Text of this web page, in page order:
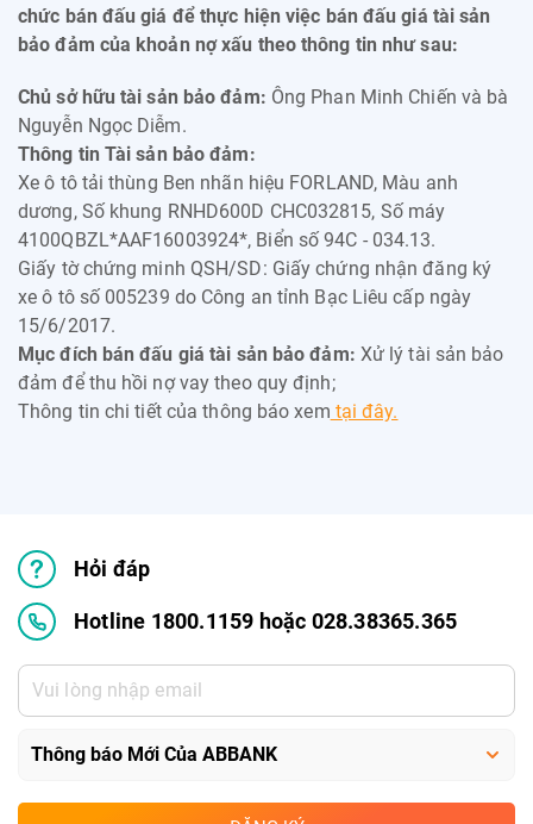
chức bán đấu giá để thực hiện việc bán đấu giá tài sản
bảo đảm của khoản nợ xấu theo thông tin như sau:
Chủ sở hữu tài sản bảo đảm: Ông Phan Minh Chiến và bà
Nguyễn Ngọc Diễm.
Thông tin Tài sản bảo đảm:
Xe ô tô tải thùng Ben nhãn hiệu FORLAND, Màu anh
dương, Số khung RNHD600D CHC032815, Số máy
4100QBZL*AAF16003924*, Biển số 94C - 034.13.
Giấy tờ chứng minh QSH/SD: Giấy chứng nhận đăng ký
xe ô tô số 005239 do Công an tỉnh Bạc Liêu cấp ngày
15/6/2017.
Mục đích bán đấu giá tài sản bảo đảm: Xử lý tài sản bảo
đảm để thu hồi nợ vay theo quy định;
Thông tin chi tiết của thông báo xem tại đây.
Hỏi đáp
Hotline 1800.1159 hoặc 028.38365.365